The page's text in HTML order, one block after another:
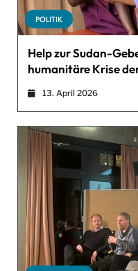
POLITIK
Help zur Sudan-
humanitäre Krise
13. April 2026